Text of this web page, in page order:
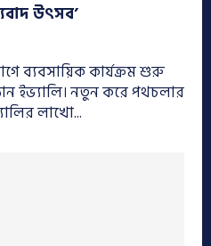
উৎসব’
ব্যবসায়িক কার্যক্রম শুরু
ইভ্যালি। নতুন করে পথচলার
লাখো...